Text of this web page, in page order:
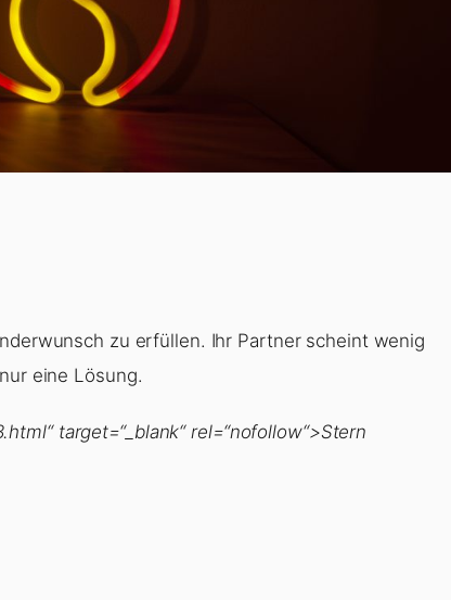
zu erfüllen. Ihr Partner scheint wenig
eine Lösung.
target=“_blank“ rel=“nofollow“>Stern